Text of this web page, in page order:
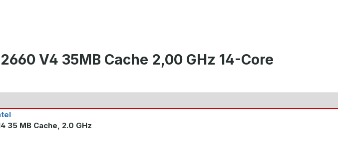
V4 35MB Cache 2,00 GHz 14-Core
35 MB Cache, 2.0 GHz